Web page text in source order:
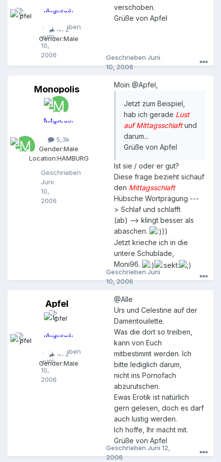
Geschrieben
Juni
10,
2006
Mitglieder
472
Gender:Male
verschoben.
Grüße von Apfel
M
o
n
o
p
i
s
Geschrieben
Juni
10,
2006
Monopolis
Mitglieder
5,3k
Gender:Male
Location:HAMBURG
Geschrieben Juni
10, 2006
Moin @Apfel,
Jetzt zum Beispiel,
hab ich gerade Lust
auf Mittagsschlaftund
darum...
Grüße von Apfel
Ist sie / oder er gut?
Diese frage bezieht sichauf
den Mittagsschlaft
Hübsche Wortprägung ---
> Schlaf und schlafft
(ab) --> klingt besser als
abaschen.
))
Jetzt krieche ich in die
untere Schublade,
Moni96.
A
p
f
Geschrieben
Juni
10,
2006
Apfel
Mitglieder
472
Gender:Male
Geschrieben Juni
10, 2006
@Alle
Urs und Celestine auf der
Damentouilette.
Was die dort so treiben,
kann von Euch
mitbestimmt werden. Ich
bitte lediglich darum,
nicht ins Pornofach
abzurutschen.
Ewas Erotik ist natürlich
gern gelesen, doch es darf
auch lustig werden.
Ich hoffe, Ihr macht mit.
Grüße von Apfel
Geschrieben Juni 12,
2006